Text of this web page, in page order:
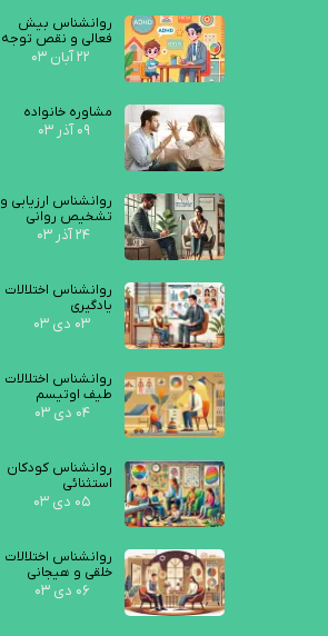
روانشناس بیش
فعالی و نقص توجه
۲۲ آبان ۰۳
مشاوره خانواده
۰۹ آذر ۰۳
روانشناس ارزیابی و
تشخیص روانی
۲۴ آذر ۰۳
روانشناس اختلالات
یادگیری
۰۳ دی ۰۳
روانشناس اختلالات
طیف اوتیسم
۰۴ دی ۰۳
روانشناس کودکان
استثنائی
۰۵ دی ۰۳
روانشناس اختلالات
خلقی و هیجانی
۰۶ دی ۰۳